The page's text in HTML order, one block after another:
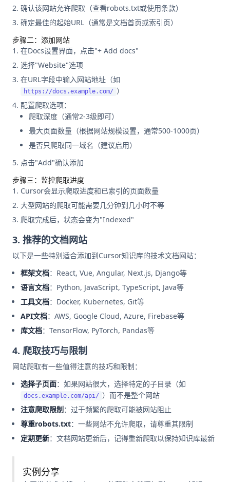
确认该网站允许爬取（查看robots.txt或使用条款）
确定最佳的起始URL（通常是文档首页或索引页）
步骤二：添加网站
在Docs设置界面，点击"+ Add docs"
选择"Website"选项
在URL字段中输入网站地址（如
https://docs.example.com/ ）
配置爬取选项：
爬取深度（通常2-3级即可）
最大页面数量（根据网站规模设置，通常500-1000页）
是否只爬取同一域名（建议启用）
点击"Add"确认添加
步骤三：监控爬取进度
Cursor会显示爬取进度和已索引的页面数量
大型网站的爬取可能需要几分钟到几小时不等
爬取完成后，状态会变为"Indexed"
3. 推荐的文档网站
以下是一些特别适合添加到Cursor知识库的技术文档网站：
框架文档：React, Vue, Angular, Next.js, Django等
语言文档：Python, JavaScript, TypeScript, Java等
工具文档：Docker, Kubernetes, Git等
API文档：AWS, Google Cloud, Azure, Firebase等
库文档：TensorFlow, PyTorch, Pandas等
4. 爬取技巧与限制
网站爬取有一些值得注意的技巧和限制：
选择子页面：如果网站很大，选择特定的子目录（如
docs.example.com/api/ ）而不是整个网站
注意爬取限制：过于频繁的爬取可能被网站阻止
尊重robots.txt：一些网站不允许爬取，请尊重其限制
定期更新：文档网站更新后，记得重新爬取以保持知识库最新
实例分享